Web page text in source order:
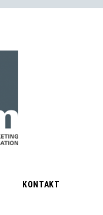
KONTAKT